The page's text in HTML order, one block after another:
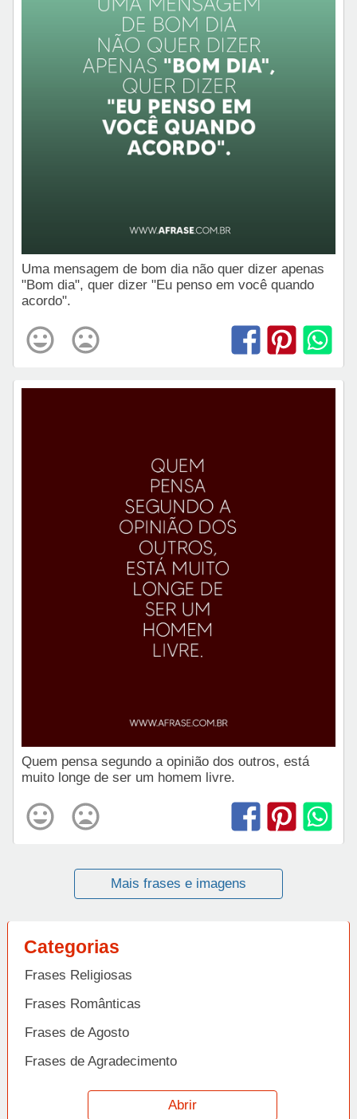
Uma mensagem de bom dia não quer dizer apenas
"Bom dia", quer dizer "Eu penso em você quando
acordo".
Quem pensa segundo a opinião dos outros, está
muito longe de ser um homem livre.
Mais frases e imagens
Categorias
Frases Religiosas
Frases Românticas
Frases de Agosto
Frases de Agradecimento
Frases de Amizade
Abrir